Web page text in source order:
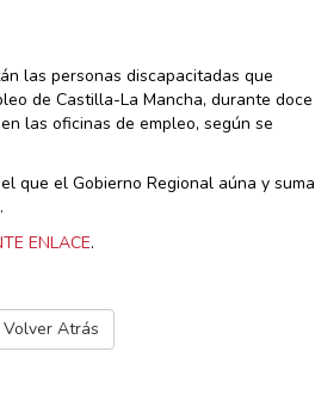
las personas discapacitadas que
de Castilla-La Mancha, durante doce
las oficinas de empleo, según se
que el Gobierno Regional aúna y suma
ENLACE.
Atrás